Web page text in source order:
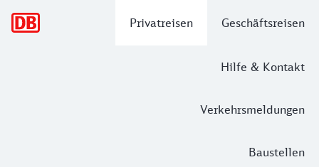
Privatreisen Geschäftsreisen
Hilfe & Kontakt
Verkehrsmeldungen
Baustellen